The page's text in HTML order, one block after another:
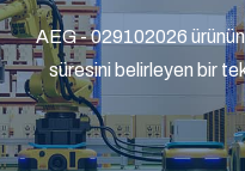
AEG - 029102026
süresini belirleyen bir